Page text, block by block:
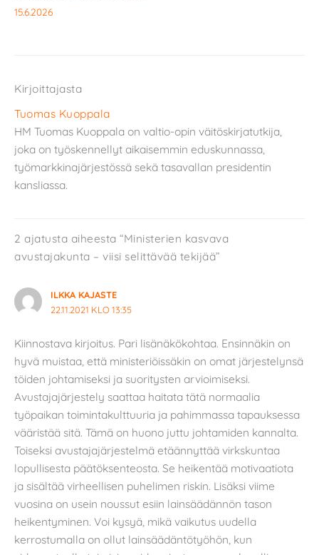
15.6.2026
Kirjoittajasta
Tuomas Kuoppala
HM Tuomas Kuoppala on valtio-opin väitöskirjatutkija,
joka on työskennellyt aikaisemmin eduskunnassa,
työmarkkinajärjestössä sekä tasavallan presidentin
kansliassa.
2 ajatusta aiheesta “Ministerien kasvava
avustajakunta – viisi selittävää tekijää”
ILKKA KAJASTE
22.11.2021 KLO 13:35
Kiinnostava kirjoitus. Pari lisänäkökohtaa. Ensinnäkin on
hyvä muistaa, että ministeriöissäkin on omat järjestelynsä
töiden johtamiseksi ja suoritysten arvioimiseksi.
Avustajajärjestely saattaa haitata tätä normaalia
työpaikan toimintakulttuuria ja pahimmassa tapauksessa
vääristää sitä. Tämä on huono juttu johtamiden kannalta.
Toiseksi avustajajärjestelmä etäännyttää virkskuntaa
lopullisesta päätöksenteosta. Se heikentää motivaatiota
ja sisältää virheellisen puhelimen riskin. Lisäksi viime
vuosina on usein noussut esiin lainsäädännön tason
heikentyminen. Voi kysyä, mikä vaikutus uudella
kerrostumalla on ollut lainsäädäntötyöhön, kun